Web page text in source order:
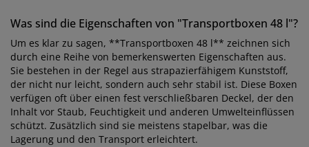
Was sind die Eigenschaften von "Transportboxen 48 l"?
Um es klar zu sagen, **Transportboxen 48 l** zeichnen sich
durch eine Reihe von bemerkenswerten Eigenschaften aus.
Sie bestehen in der Regel aus strapazierfähigem Kunststoff,
der nicht nur leicht, sondern auch sehr stabil ist. Diese Boxen
verfügen oft über einen fest verschließbaren Deckel, der den
Inhalt vor Staub, Feuchtigkeit und anderen Umwelteinflüssen
schützt. Zusätzlich sind sie meistens stapelbar, was die
Lagerung und den Transport erleichtert.